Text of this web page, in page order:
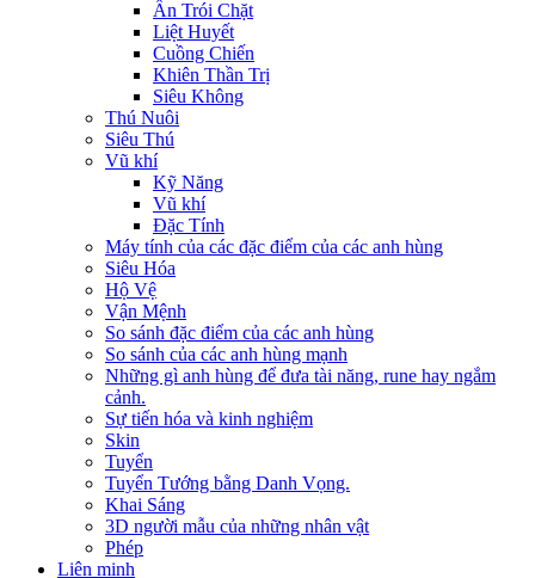
Ấn Trói Chặt
Liệt Huyết
Cuồng Chiến
Khiên Thần Trị
Siêu Không
Thú Nuôi
Siêu Thú
Vũ khí
Kỹ Năng
Vũ khí
Đặc Tính
Máy tính của các đặc điểm của các anh hùng
Siêu Hóa
Hộ Vệ
Vận Mệnh
So sánh đặc điểm của các anh hùng
So sánh của các anh hùng mạnh
Những gì anh hùng để đưa tài năng, rune hay ngắm
cảnh.
Sự tiến hóa và kinh nghiệm
Skin
Tuyển
Tuyển Tướng bằng Danh Vọng.
Khai Sáng
3D người mẫu của những nhân vật
Phép
Liên minh